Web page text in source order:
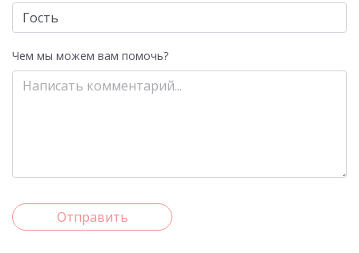
Чем мы можем вам помочь?
Отправить